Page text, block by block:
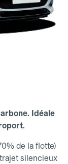
Idéale
de la flotte)
silencieux